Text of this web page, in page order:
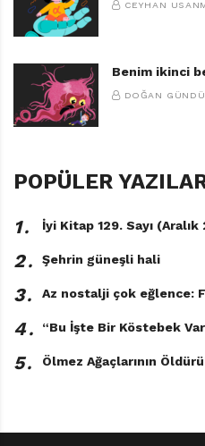
İçin romanlarındaki
gözetmeksizin tüm
Hep Bu Topraklar İçin • Fikret Arıt
• Baha Matbaası, İstanbul, 1961 •
CEYHAN
Benim ikinci
DOĞAN
POPÜLER
1․ İyi Kitap 129. Sayı (Aralık
2․ Şehrin güneşli hali
3․ Az nostalji çok eğlence:
4․ “Bu İşte Bir Köstebek
5․ Ölmez Ağaçlarının